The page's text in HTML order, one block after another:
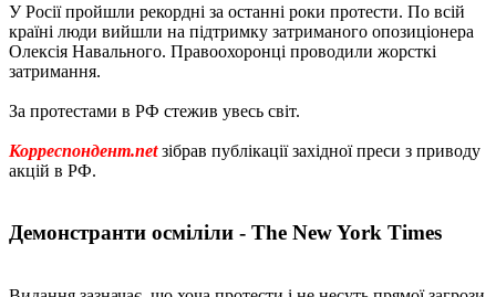
У Росії пройшли рекордні за останні роки протести. По всій
країні люди вийшли на підтримку затриманого опозиціонера
Олексія Навального. Правоохоронці проводили жорсткі
затримання.
За протестами в РФ стежив увесь світ.
Корреспондент.netзібрав публікації західної преси з приводу
акцій в РФ.
Демонстранти осміліли - The New York Times